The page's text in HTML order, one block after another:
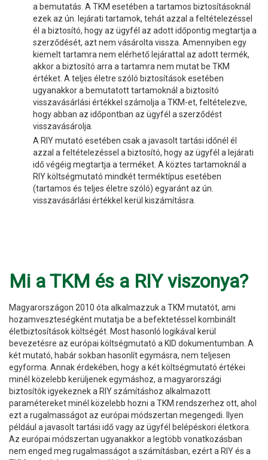
a bemutatás. A TKM esetében a tartamos biztosításoknál
ezek az ún. lejárati tartamok, tehát azzal a feltételezéssel
él a biztosító, hogy az ügyfél az adott időpontig megtartja a
szerződését, azt nem vásárolta vissza. Amennyiben egy
kiemelt tartamra nem elérhető lejárattal az adott termék,
akkor a biztosító arra a tartamra nem mutat be TKM
értéket. A teljes életre szóló biztosítások esetében
ugyanakkor a bemutatott tartamoknál a biztosító
visszavásárlási értékkel számolja a TKM-et, feltételezve,
hogy abban az időpontban az ügyfél a szerződést
visszavásárolja.
A RIY mutató esetében csak a javasolt tartási időnél él
azzal a feltételezéssel a biztosító, hogy az ügyfél a lejárati
idő végéig megtartja a terméket. A köztes tartamoknál a
RIY költségmutató mindkét terméktípus esetében
(tartamos és teljes életre szóló) egyaránt az ún.
visszavásárlási értékkel kerül kiszámításra.
Mi a TKM és a RIY viszonya?
Magyarországon 2010 óta alkalmazzuk a TKM mutatót, ami
hozamveszteségként mutatja be a befektetéssel kombinált
életbiztosítások költségét. Most hasonló logikával kerül
bevezetésre az európai költségmutató a KID dokumentumban. A
két mutató, habár sokban hasonlít egymásra, nem teljesen
egyforma. Annak érdekében, hogy a két költségmutató értékei
minél közelebb kerüljenek egymáshoz, a magyarországi
biztosítók igyekeznek a RIY számításhoz alkalmazott
paramétereket minél közelebb hozni a TKM rendszerhez ott, ahol
ezt a rugalmasságot az európai módszertan megengedi. Ilyen
például a javasolt tartási idő vagy az ügyfél belépéskori életkora.
Az európai módszertan ugyanakkor a legtöbb vonatkozásban
nem enged meg rugalmasságot a számításban, ezért a RIY és a